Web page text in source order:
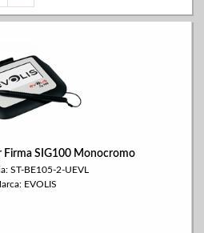
Firma SIG100 Monocromo
ST-BE105-2-UEVL
EVOLIS